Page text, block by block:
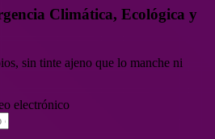
Climática, Ecológica y
sin tinte ajeno que lo manche ni
electrónico